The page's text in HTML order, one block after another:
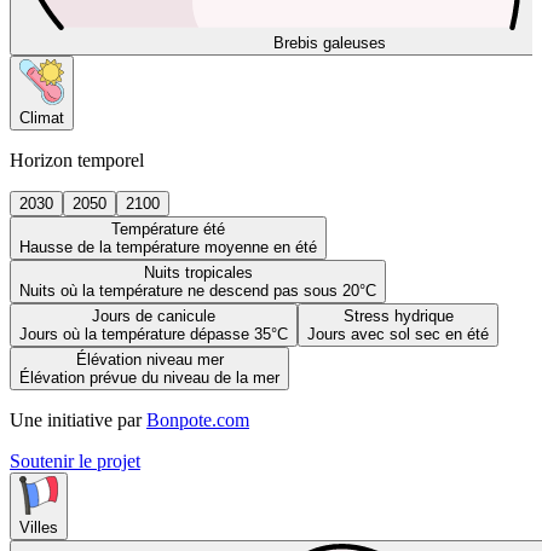
Brebis galeuses
Climat
Horizon temporel
2030 2050
2100
Température été
Hausse de la température moyenne en été
Nuits tropicales
Nuits où la température ne descend pas sous 20°C
Jours de canicule
Jours où la température dépasse 35°C
Stress hydrique
Jours avec sol sec en été
Élévation niveau mer
Élévation prévue du niveau de la mer
Une initiative par Bonpote.com
Soutenir le projet
Villes